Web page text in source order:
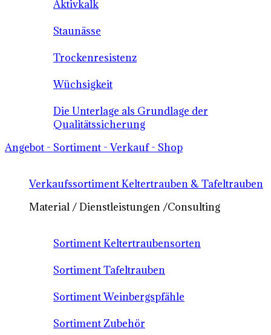
Aktivkalk
Staunässe
Trockenresistenz
Wüchsigkeit
Die Unterlage als Grundlage der
Qualitätssicherung
Angebot - Sortiment - Verkauf - Shop
Verkaufssortiment Keltertrauben & Tafeltrauben
Material / Dienstleistungen /Consulting
Sortiment Keltertraubensorten
Sortiment Tafeltrauben
Sortiment Weinbergspfähle
Sortiment Zubehör